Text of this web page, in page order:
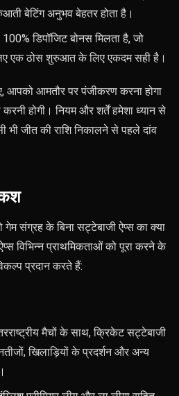
बेटिंग अनुभव बेहतर होता है।
डिपॉजिट बोनस मिलता है, जो
एक ठोस शुरुआत के लिए एकदम सही है।
आपको आमतौर पर पंजीकरण करना होगा
होगी। नियम और शर्तें हमेशा ध्यान से
भी जीत की राशि निकालने से पहले दांव
संग्रह के बिना सट्टेबाजी ऐप्स का क्या
विभिन्न प्राथमिकताओं को पूरा करने के
प्रदान करते हैं:
मैचों के साथ, क्रिकेट सट्टेबाजी
खिलाड़ियों के प्रदर्शन और अन्य